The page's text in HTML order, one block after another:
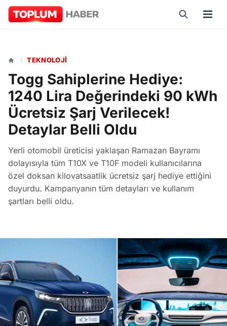
/ TEKNOLOJI
Togg Sahiplerine Hediye:
1240 Lira Değerindeki 90 kWh
Ücretsiz Şarj Verilecek!
Detaylar Belli Oldu
Yerli otomobil üreticisi yaklaşan Ramazan Bayramı
dolayısıyla tüm T10X ve T10F modeli kullanıcılarına
özel doksan kilovatsaatlik ücretsiz şarj hediye ettiğini
duyurdu. Kampanyanın tüm detayları ve kullanım
şartları belli oldu.